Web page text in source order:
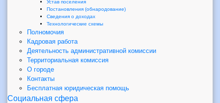
Устав поселения
Постановления (обнародование)
Сведения о доходах
Технологические схемы
Полномочия
Кадровая работа
Деятельность административной комиссии
Территориальная комиссия
О городе
Контакты
Бесплатная юридическая помощь
Социальная сфера